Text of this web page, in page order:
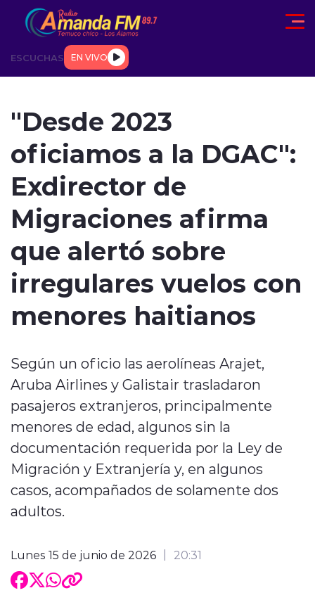
Click acá para ir directamente al contenido
ESCUCHAS EN VIVO
modo claro
"Desde 2023
oficiamos a la DGAC":
Exdirector de
Migraciones afirma
que alertó sobre
irregulares vuelos con
menores haitianos
Según un oficio las aerolíneas Arajet,
Aruba Airlines y Galistair trasladaron
pasajeros extranjeros, principalmente
menores de edad, algunos sin la
documentación requerida por la Ley de
Migración y Extranjería y, en algunos
casos, acompañados de solamente dos
adultos.
Lunes 15 de junio de 2026 20:31